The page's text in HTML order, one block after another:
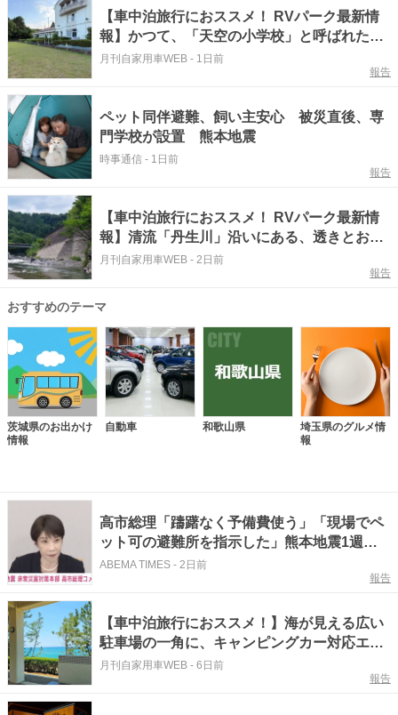
【車中泊旅行におススメ！ RVパーク最新情
報】かつて、「天空の小学校」と呼ばれた見
晴らしの良い校庭が生まれ変わったRVパーク
月刊自家用車WEB - 1日前
報告
ペット同伴避難、飼い主安心 被災直後、専
門学校が設置 熊本地震
時事通信 - 1日前
報告
【車中泊旅行におススメ！ RVパーク最新情
報】清流「丹生川」沿いにある、透きとおる
清流と満点の星空が楽しめる自然体験型RVパ
ーク『和歌山県伊都郡／玉川峡RVパーク』
月刊自家用車WEB - 2日前
報告
おすすめのテーマ
茨城県のお出かけ
情報
自動車 和歌山県
埼玉県のグルメ情
報
高市総理「躊躇なく予備費使う」「現場でペ
ット可の避難所を指示した」熊本地震1週
間、対策を説明
ABEMA TIMES - 2日前
報告
【車中泊旅行におススメ！】海が見える広い
駐車場の一角に、キャンピングカー対応エリ
アが誕生！『鳥取県東伯郡／Hawai Uno RV
月刊自家用車WEB - 6日前
報告